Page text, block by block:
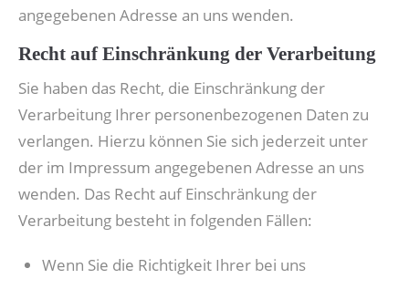
angegebenen Adresse an uns wenden.
Recht auf Einschränkung der Verarbeitung
Sie haben das Recht, die Einschränkung der
Verarbeitung Ihrer personenbezogenen Daten zu
verlangen. Hierzu können Sie sich jederzeit unter
der im Impressum angegebenen Adresse an uns
wenden. Das Recht auf Einschränkung der
Verarbeitung besteht in folgenden Fällen:
Wenn Sie die Richtigkeit Ihrer bei uns